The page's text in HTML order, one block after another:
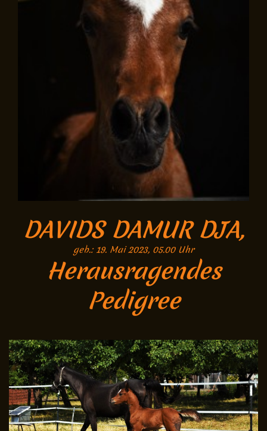
DAVIDS DAMUR DJA,
geb.: 19. Mai 2023, 05.00 Uhr
Herausragendes
Pedigree